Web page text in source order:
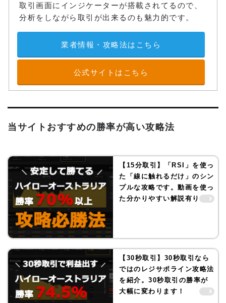
取引画面にインジケーターが搭載されてるので、
分析をしながら取引が出来るのも魅力的です。
業者情報・攻略法はこちら
公式サイトはこちら
当サイトおすすめの勝率が高い攻略法
【15分取引】「RSI」を使っ
た「線に触れるだけ」のシン
プルな攻略です。動画を使っ
た分かりやすい解説有り！
【30秒取引】30秒取引なら
ではのレジサポライン攻略法
を紹介。30秒取引の勝率が
大幅に変わります！